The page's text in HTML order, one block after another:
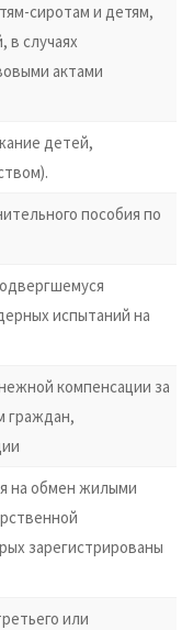
сиротам и детям,
в случаях
актами
детей,
пособия по
испытаний на
компенсации за
граждан,
на обмен жилыми
зарегистрированы
или